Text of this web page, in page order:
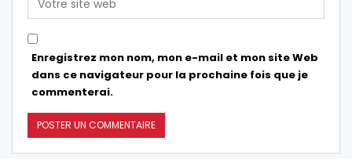
Enregistrez mon nom, mon e-mail et mon site Web
dans ce navigateur pour la prochaine fois que je
commenterai.